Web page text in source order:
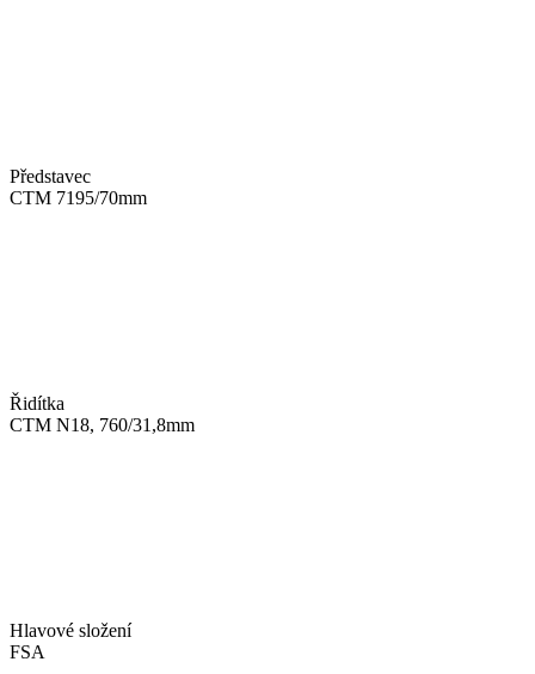
Představec
CTM 7195/70mm
Řidítka
CTM N18, 760/31,8mm
Hlavové složení
FSA